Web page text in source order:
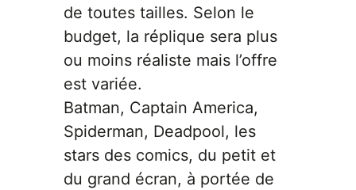
de toutes tailles. Selon le
budget, la réplique sera plus
ou moins réaliste mais l’offre
est variée.
Batman, Captain America,
Spiderman, Deadpool, les
stars des comics, du petit et
du grand écran, à portée de